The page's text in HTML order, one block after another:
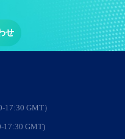
せ
17:30 GMT）
17:30 GMT)